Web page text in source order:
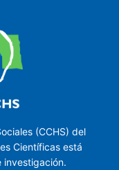
(CCHS) del
Científicas está
investigación.